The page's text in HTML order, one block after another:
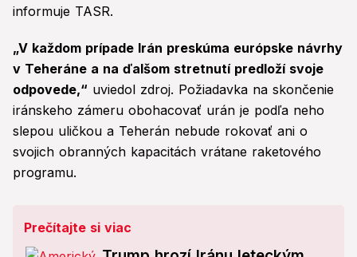
informuje TASR.
„V každom prípade Irán preskúma európske návrhy
v Teheráne a na ďalšom stretnutí predloží svoje
odpovede,“ uviedol zdroj. Požiadavka na skončenie
iránskeho zámeru obohacovať urán je podľa neho
slepou uličkou a Teherán nebude rokovať ani o
svojich obranných kapacitách vrátane raketového
programu.
Prečítajte si viac